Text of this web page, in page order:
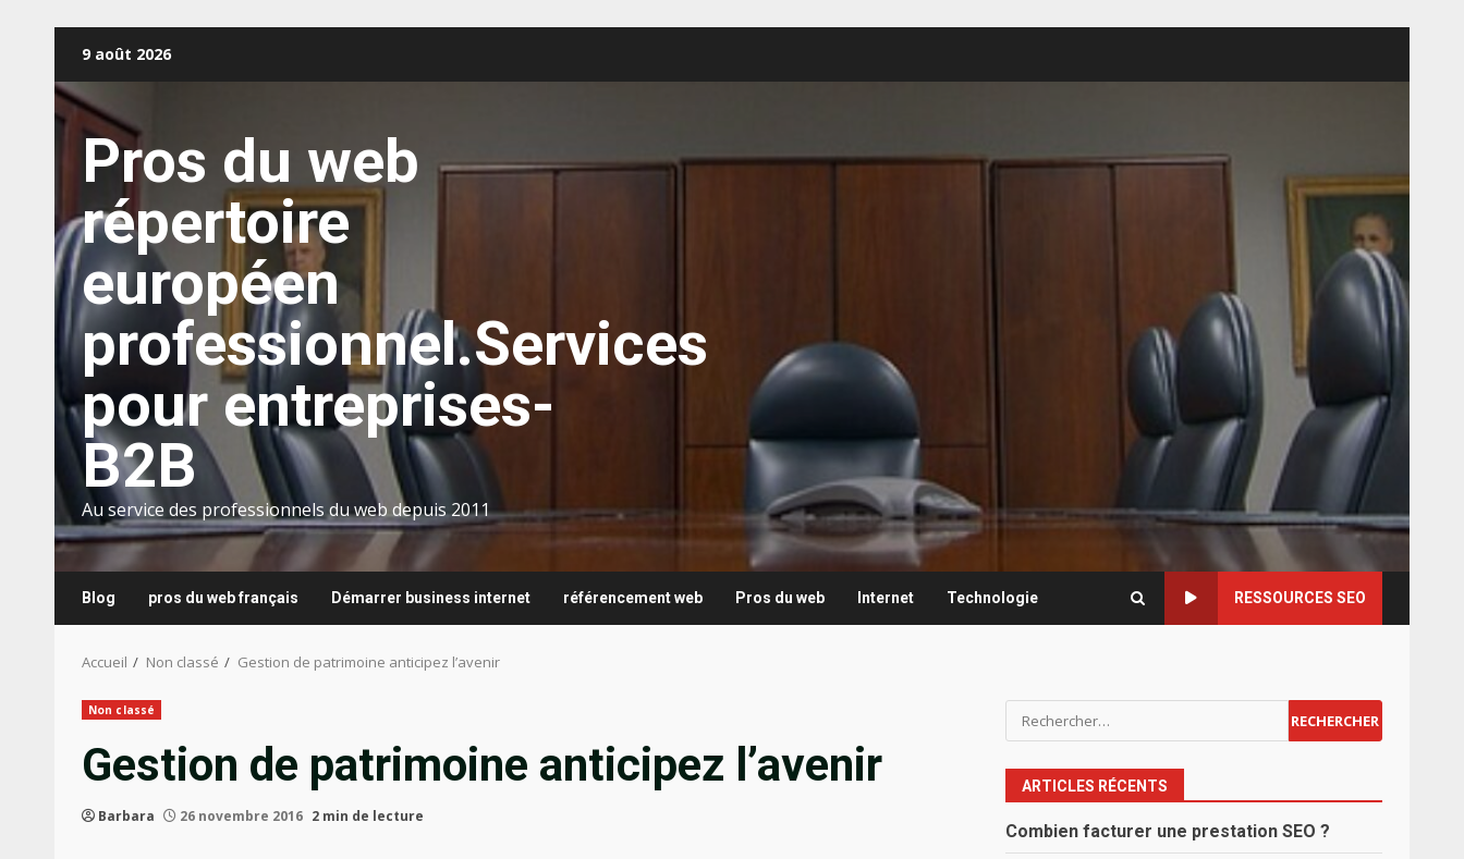
contenu
9 août 2026
Pros du web
répertoire
européen
professionnel.Services
pour entreprises-
B2B
Au service des professionnels du web depuis 2011
Blog pros du web français Démarrer business internet référencement web Pros du web Internet Technologie RESSOURCES SEO
Accueil Non classé Gestion de patrimoine anticipez l’avenir
Non classé
Gestion de patrimoine anticipez l’avenir
Barbara 26 novembre 2016 2 min de lecture
Rechercher :
ARTICLES RÉCENTS
Combien facturer une prestation SEO ?